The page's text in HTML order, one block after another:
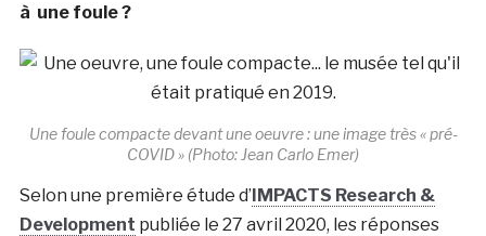
à une foule ?
Une foule compacte devant une oeuvre : une image très « pré-
COVID » (Photo: Jean Carlo Emer)
Selon une première étude d’IMPACTS Research &
Development publiée le 27 avril 2020, les réponses